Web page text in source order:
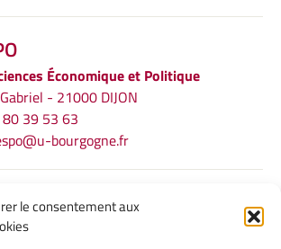
le consentement aux
Économique et Politique
- 21000 DIJON
80 39 53 63
bourgogne.fr
LÉGALES